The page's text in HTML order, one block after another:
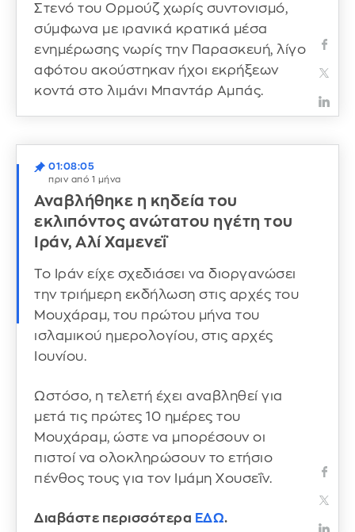
Στενό του Ορμούζ χωρίς συντονισμό,
σύμφωνα με ιρανικά κρατικά μέσα
ενημέρωσης νωρίς την Παρασκευή, λίγο
αφότου ακούστηκαν ήχοι εκρήξεων
κοντά στο λιμάνι Μπαντάρ Αμπάς.
01:08:05
πριν από 1 μήνα
Αναβλήθηκε η κηδεία του
εκλιπόντος ανώτατου ηγέτη του
Ιράν, Αλί Χαμενεΐ
Το Ιράν είχε σχεδιάσει να διοργανώσει
την τριήμερη εκδήλωση στις αρχές του
Μουχάραμ, του πρώτου μήνα του
ισλαμικού ημερολογίου, στις αρχές
Ιουνίου.
Ωστόσο, η τελετή έχει αναβληθεί για
μετά τις πρώτες 10 ημέρες του
Μουχάραμ, ώστε να μπορέσουν οι
πιστοί να ολοκληρώσουν το ετήσιο
πένθος τους για τον Ιμάμη Χουσεΐν.
Διαβάστε περισσότερα ΕΔΩ.